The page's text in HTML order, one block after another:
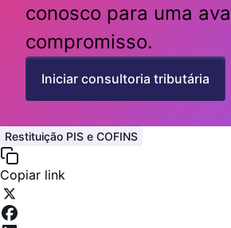
conosco para uma
compromisso.
Iniciar consultoria tributária
Restituição PIS e COFINS
Copiar link